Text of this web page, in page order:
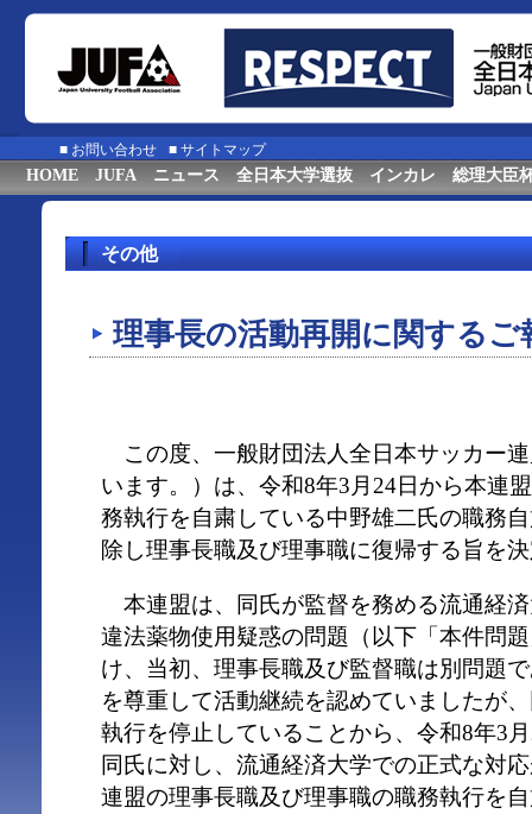
■ お問い合わせ ■ サイトマップ
HOME JUFA ニュース 全日本大学選抜 インカレ 総理大臣
その他
理事長の活動再開に関するご
この度、一般財団法人全日本サッカー
います。）は、令和8年3月24日から本連
務執行を自粛している中野雄二氏の職務
除し理事長職及び理事職に復帰する旨を
本連盟は、同氏が監督を務める流通経
違法薬物使用疑惑の問題（以下「本件問
け、当初、理事長職及び監督職は別問題
を尊重して活動継続を認めていましたが
執行を停止していることから、令和8年3
同氏に対し、流通経済大学での正式な対
連盟の理事長職及び理事職の職務執行を